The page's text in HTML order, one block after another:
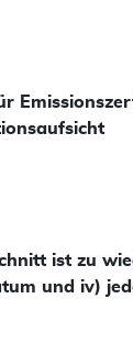
ist zu
und iv)